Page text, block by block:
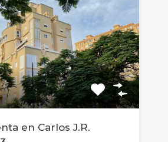
en Carlos J.R.